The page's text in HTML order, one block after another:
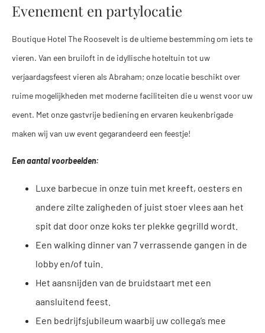
Evenement en partylocatie
Boutique Hotel The Roosevelt is de ultieme bestemming om iets te
vieren. Van een bruiloft in de idyllische hoteltuin tot uw
verjaardagsfeest vieren als Abraham; onze locatie beschikt over
ruime mogelijkheden met moderne faciliteiten die u wenst voor uw
event. Met onze gastvrije bediening en ervaren keukenbrigade
maken wij van uw event gegarandeerd een feestje!
Een aantal voorbeelden:
Luxe barbecue in onze tuin met kreeft, oesters en
andere zilte zaligheden of juist stoer vlees aan het
spit dat door onze koks ter plekke gegrilld wordt.
Een walking dinner van 7 verrassende gangen in de
lobby en/of tuin.
Het aansnijden van de bruidstaart met een
aansluitend feest.
Een bedrijfsjubileum waarbij uw collega’s mee